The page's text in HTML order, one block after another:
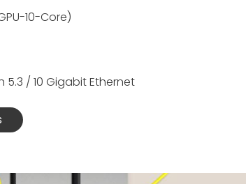
10-Core)
5.3 / 10 Gigabit Ethernet